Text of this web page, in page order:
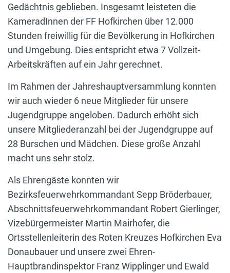
Gedächtnis geblieben. Insgesamt leisteten die
KameradInnen der FF Hofkirchen über 12.000
Stunden freiwillig für die Bevölkerung in Hofkirchen
und Umgebung. Dies entspricht etwa 7 Vollzeit-
Arbeitskräften auf ein Jahr gerechnet.
Im Rahmen der Jahreshauptversammlung konnten
wir auch wieder 6 neue Mitglieder für unsere
Jugendgruppe angeloben. Dadurch erhöht sich
unsere Mitgliederanzahl bei der Jugendgruppe auf
28 Burschen und Mädchen. Diese große Anzahl
macht uns sehr stolz.
Als Ehrengäste konnten wir
Bezirksfeuerwehrkommandant Sepp Bröderbauer,
Abschnittsfeuerwehrkommandant Robert Gierlinger,
Vizebürgermeister Martin Mairhofer, die
Ortsstellenleiterin des Roten Kreuzes Hofkirchen Eva
Donaubauer und unsere zwei Ehren-
Hauptbrandinspektor Franz Wipplinger und Ewald